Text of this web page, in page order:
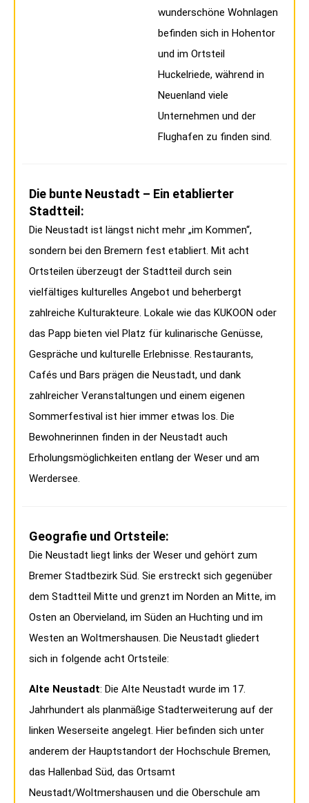
wunderschöne Wohnlagen
befinden sich in Hohentor
und im Ortsteil
Huckelriede, während in
Neuenland viele
Unternehmen und der
Flughafen zu finden sind.
Die bunte Neustadt – Ein etablierter
Stadtteil:
Die Neustadt ist längst nicht mehr „im Kommen“,
sondern bei den Bremern fest etabliert. Mit acht
Ortsteilen überzeugt der Stadtteil durch sein
vielfältiges kulturelles Angebot und beherbergt
zahlreiche Kulturakteure. Lokale wie das KUKOON oder
das Papp bieten viel Platz für kulinarische Genüsse,
Gespräche und kulturelle Erlebnisse. Restaurants,
Cafés und Bars prägen die Neustadt, und dank
zahlreicher Veranstaltungen und einem eigenen
Sommerfestival ist hier immer etwas los. Die
Bewohnerinnen finden in der Neustadt auch
Erholungsmöglichkeiten entlang der Weser und am
Werdersee.
Geografie und Ortsteile:
Die Neustadt liegt links der Weser und gehört zum
Bremer Stadtbezirk Süd. Sie erstreckt sich gegenüber
dem Stadtteil Mitte und grenzt im Norden an Mitte, im
Osten an Obervieland, im Süden an Huchting und im
Westen an Woltmershausen. Die Neustadt gliedert
sich in folgende acht Ortsteile:
Alte Neustadt: Die Alte Neustadt wurde im 17.
Jahrhundert als planmäßige Stadterweiterung auf der
linken Weserseite angelegt. Hier befinden sich unter
anderem der Hauptstandort der Hochschule Bremen,
das Hallenbad Süd, das Ortsamt
Neustadt/Woltmershausen und die Oberschule am